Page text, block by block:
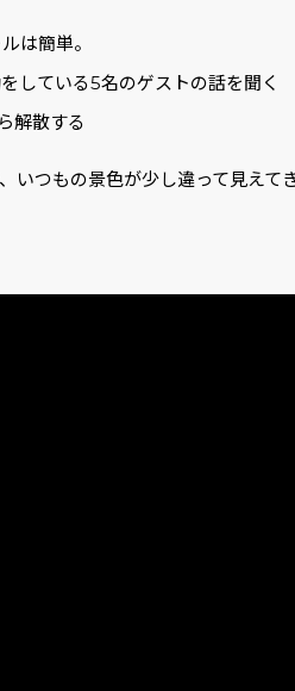
は簡単。
している5名のゲストの話を聞く
解散する
いつもの景色が少し違って見えて